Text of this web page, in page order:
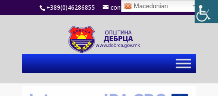
+389(0)46286855 contact@debrca.gov.mk
Macedonian